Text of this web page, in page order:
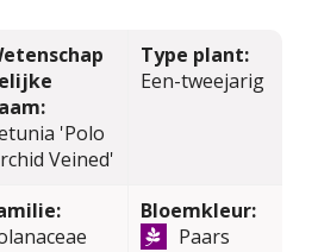
'Polo
Veined'
Type plant:
Een-tweejarig
Bloemkleur:
Paars